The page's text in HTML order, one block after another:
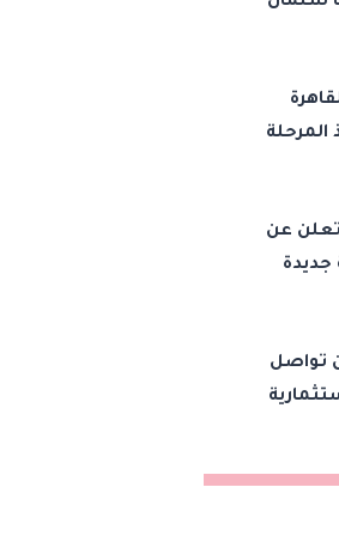
المرحلة
"بيت
تعلن عن
جديدة
تواصل